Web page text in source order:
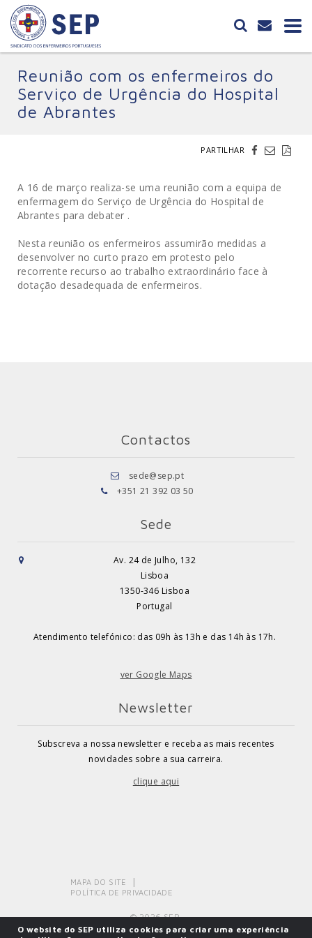
Reunião com os enfermeiros do
Serviço de Urgência do Hospital
de Abrantes
PARTILHAR
A 16 de março realiza-se uma reunião com a equipa de
enfermagem do Serviço de Urgência do Hospital de
Abrantes para debater .
Nesta reunião os enfermeiros assumirão medidas a
desenvolver no curto prazo em protesto pelo
recorrente recurso ao trabalho extraordinário face à
dotação desadequada de enfermeiros.
Contactos
sede@sep.pt
+351 21 392 03 50
Sede
Av. 24 de Julho, 132
Lisboa
1350-346 Lisboa
Portugal
Atendimento telefónico: das 09h às 13h e das 14h às 17h.
ver Google Maps
Newsletter
Subscreva a nossa newsletter e receba as mais recentes
novidades sobre a sua carreira.
clique aqui
MAPA DO SITE
POLÍTICA DE PRIVACIDADE
© 2026 SEP.
O website do SEP utiliza cookies para criar uma experiência